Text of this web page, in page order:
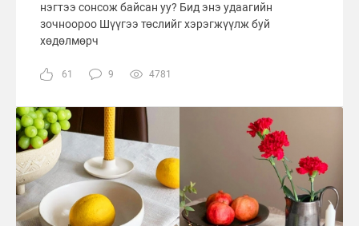
нэгтээ сонсож байсан уу? Бид энэ удаагийн
зочноороо Шүүгээ төслийг хэрэгжүүлж буй
хөдөлмөрч
61 9 4781